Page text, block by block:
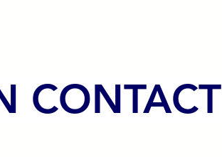
CONTACT